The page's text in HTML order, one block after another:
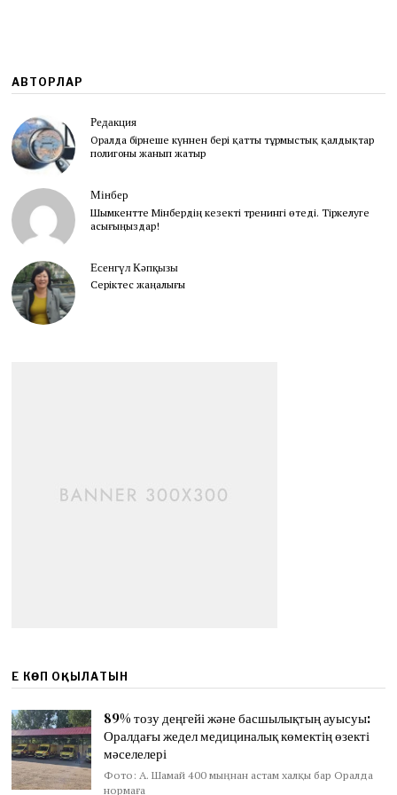
АВТОРЛАР
Редакция
Оралда бірнеше күннен бері қатты тұрмыстық қалдықтар
полигоны жанып жатыр
Мінбер
Шымкентте Мінбердің кезекті тренингі өтеді. Тіркелуге
асығыңыздар!
Есенгүл Кәпқызы
Серіктес жаңалығы
ЕҢ КӨП ОҚЫЛАТЫН
89% тозу деңгейі және басшылықтың ауысуы:
Оралдағы жедел медициналық көмектің өзекті
мәселелері
Фото: А. Шамай 400 мыңнан астам халқы бар Оралда
нормаға